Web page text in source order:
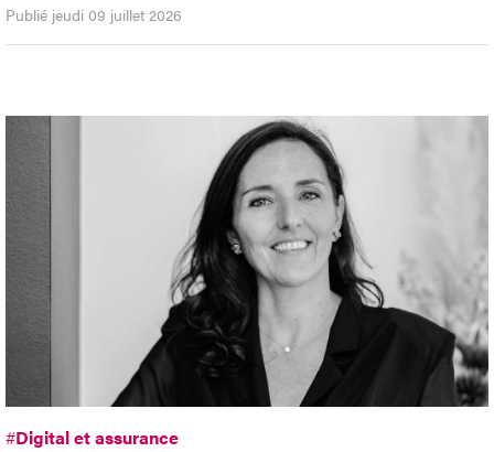
Publié jeudi 09 juillet 2026
#Digital et assurance